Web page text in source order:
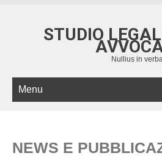
STUDIO
Nullius in
Menu
NEWS E